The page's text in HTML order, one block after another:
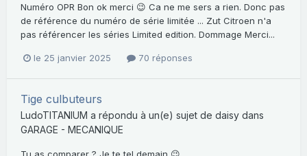
Numéro OPR Bon ok merci 😉 Ca ne me sers a rien. Donc pas
de référence du numéro de série limitée ... Zut Citroen n'a
pas référencer les séries Limited edition. Dommage Merci...
le 25 janvier 2025 70 réponses
Tige culbuteurs
LudoTITANIUM a répondu à un(e) sujet de daisy dans
GARAGE - MECANIQUE